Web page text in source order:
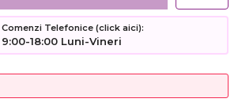
Comenzi Telefonice (click aici):
9:00-18:00 Luni-Vineri